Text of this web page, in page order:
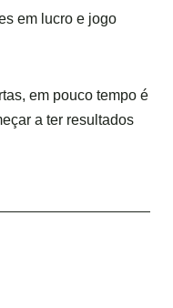
em lucro e jogo
em pouco tempo é
a ter resultados